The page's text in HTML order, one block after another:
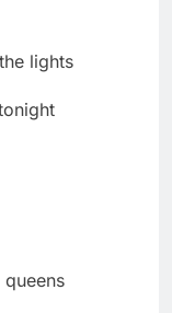
lights